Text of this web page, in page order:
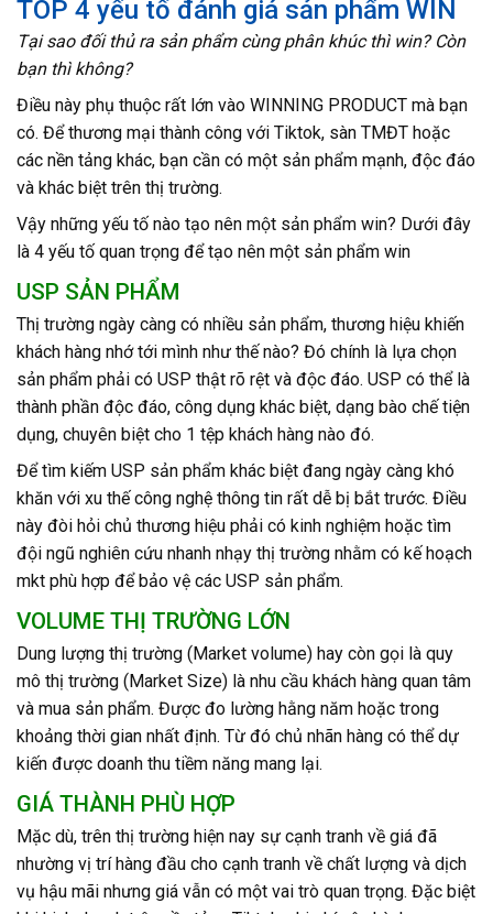
TOP 4 yếu tố đánh giá sản phẩm WIN
Tại sao đối thủ ra sản phẩm cùng phân khúc thì win? Còn
bạn thì không?
Điều này phụ thuộc rất lớn vào WINNING PRODUCT mà bạn
có. Để thương mại thành công với Tiktok, sàn TMĐT hoặc
các nền tảng khác, bạn cần có một sản phẩm mạnh, độc đáo
và khác biệt trên thị trường.
Vậy những yếu tố nào tạo nên một sản phẩm win? Dưới đây
là 4 yếu tố quan trọng để tạo nên một sản phẩm win
USP SẢN PHẨM
Thị trường ngày càng có nhiều sản phẩm, thương hiệu khiến
khách hàng nhớ tới mình như thế nào? Đó chính là lựa chọn
sản phẩm phải có USP thật rõ rệt và độc đáo. USP có thể là
thành phần độc đáo, công dụng khác biệt, dạng bào chế tiện
dụng, chuyên biệt cho 1 tệp khách hàng nào đó.
Để tìm kiếm USP sản phẩm khác biệt đang ngày càng khó
khăn với xu thế công nghệ thông tin rất dễ bị bắt trước. Điều
này đòi hỏi chủ thương hiệu phải có kinh nghiệm hoặc tìm
đội ngũ nghiên cứu nhanh nhạy thị trường nhằm có kế hoạch
mkt phù hợp để bảo vệ các USP sản phẩm.
VOLUME THỊ TRƯỜNG LỚN
Dung lượng thị trường (Market volume) hay còn gọi là quy
mô thị trường (Market Size) là nhu cầu khách hàng quan tâm
và mua sản phẩm. Được đo lường hằng năm hoặc trong
khoảng thời gian nhất định. Từ đó chủ nhãn hàng có thể dự
kiến được doanh thu tiềm năng mang lại.
GIÁ THÀNH PHÙ HỢP
Mặc dù, trên thị trường hiện nay sự cạnh tranh về giá đã
nhường vị trí hàng đầu cho cạnh tranh về chất lượng và dịch
vụ hậu mãi nhưng giá vẫn có một vai trò quan trọng. Đặc biệt